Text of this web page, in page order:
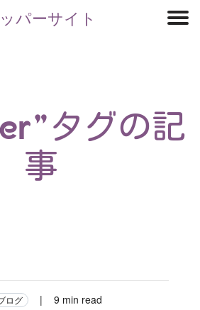
パーサイト
タグの記
事
ログ |
9 min read